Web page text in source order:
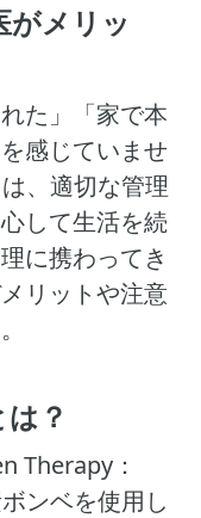
がメリッ
た」「家で本
感じていませ
、適切な管理
して生活を続
に携わってき
リットや注意
？
Therapy：
ンベを使用し